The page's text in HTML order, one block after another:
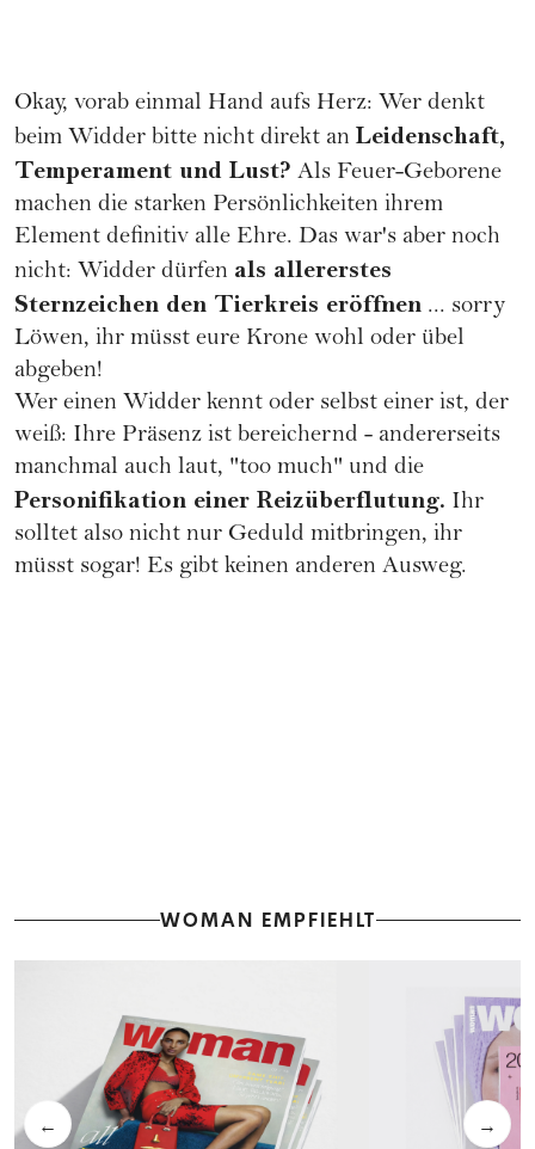
Okay, vorab einmal Hand aufs Herz: Wer denkt
beim Widder bitte nicht direkt an Leidenschaft,
Temperament und Lust? Als Feuer-Geborene
machen die starken Persönlichkeiten ihrem
Element definitiv alle Ehre. Das war's aber noch
nicht: Widder dürfen als allererstes
Sternzeichen den Tierkreis eröffnen ... sorry
Löwen, ihr müsst eure Krone wohl oder übel
abgeben!
Wer einen Widder kennt oder selbst einer ist, der
weiß: Ihre Präsenz ist bereichernd - andererseits
manchmal auch laut, "too much" und die
Personifikation einer Reizüberflutung. Ihr
solltet also nicht nur Geduld mitbringen, ihr
müsst sogar! Es gibt keinen anderen Ausweg.
WOMAN EMPFIEHLT
← →